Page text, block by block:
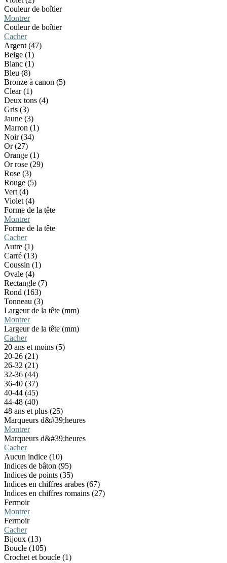
Couleur de boîtier
Montrer
Couleur de boîtier
Cacher
Argent (47)
Beige (1)
Blanc (1)
Bleu (8)
Bronze à canon (5)
Clear (1)
Deux tons (4)
Gris (3)
Jaune (3)
Marron (1)
Noir (34)
Or (27)
Orange (1)
Or rose (29)
Rose (3)
Rouge (5)
Vert (4)
Violet (4)
Forme de la tête
Montrer
Forme de la tête
Cacher
Autre (1)
Carré (13)
Coussin (1)
Ovale (4)
Rectangle (7)
Rond (163)
Tonneau (3)
Largeur de la tête (mm)
Montrer
Largeur de la tête (mm)
Cacher
20 ans et moins (5)
20-26 (21)
26-32 (21)
32-36 (44)
36-40 (37)
40-44 (45)
44-48 (40)
48 ans et plus (25)
Marqueurs d&#39;heures
Montrer
Marqueurs d&#39;heures
Cacher
Aucun indice (10)
Indices de bâton (95)
Indices de points (35)
Indices en chiffres arabes (67)
Indices en chiffres romains (27)
Fermoir
Montrer
Fermoir
Cacher
Bijoux (13)
Boucle (105)
Crochet et boucle (1)